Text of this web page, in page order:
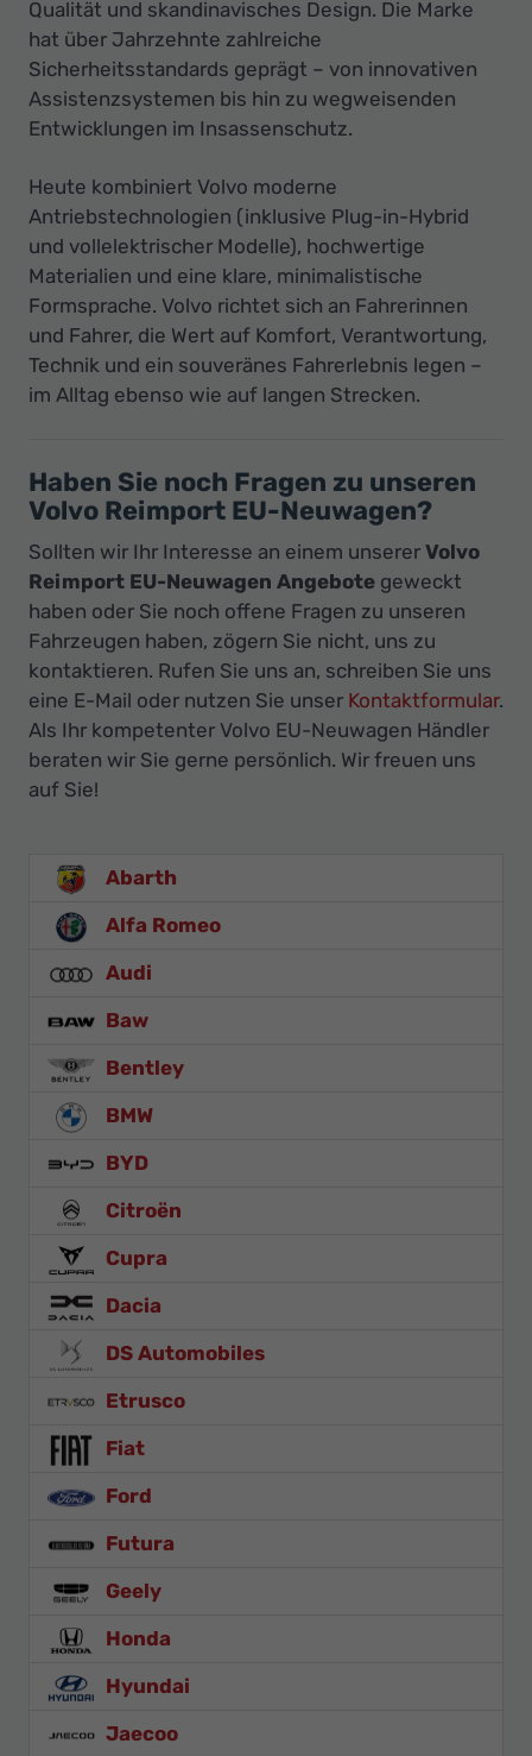
Qualität und skandinavisches Design. Die Marke
hat über Jahrzehnte zahlreiche
Sicherheitsstandards geprägt – von innovativen
Assistenzsystemen bis hin zu wegweisenden
Entwicklungen im Insassenschutz.
Heute kombiniert Volvo moderne
Antriebstechnologien (inklusive Plug-in-Hybrid
und vollelektrischer Modelle), hochwertige
Materialien und eine klare, minimalistische
Formsprache. Volvo richtet sich an Fahrerinnen
und Fahrer, die Wert auf Komfort, Verantwortung,
Technik und ein souveränes Fahrerlebnis legen –
im Alltag ebenso wie auf langen Strecken.
Haben Sie noch Fragen zu unseren
Volvo Reimport EU-Neuwagen?
Sollten wir Ihr Interesse an einem unserer Volvo
Reimport EU-Neuwagen Angebote geweckt
haben oder Sie noch offene Fragen zu unseren
Fahrzeugen haben, zögern Sie nicht, uns zu
kontaktieren. Rufen Sie uns an, schreiben Sie uns
eine E-Mail oder nutzen Sie unser Kontaktformular.
Als Ihr kompetenter Volvo EU-Neuwagen Händler
beraten wir Sie gerne persönlich. Wir freuen uns
auf Sie!
Abarth
Alfa Romeo
Audi
Baw
Bentley
BMW
BYD
Citroën
Cupra
Dacia
DS Automobiles
Etrusco
Fiat
Ford
Futura
Geely
Honda
Hyundai
Jaecoo